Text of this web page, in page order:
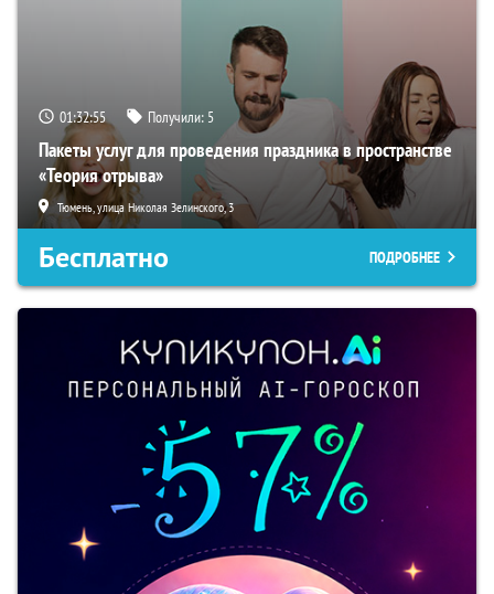
01:32:54 Получили: 5
Пакеты услуг для проведения праздника в пространстве
«Теория отрыва»
Тюмень, улица Николая Зелинского, 3
Бесплатно ПОДРОБНЕЕ